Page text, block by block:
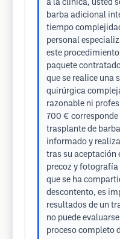
a la clínica, usted
barba adicional
tiempo
personal
este
paquete
que se realice una
quirúrgica
razonable ni
700 €
trasplante de
informado y
tras su aceptación
precoz y fotografía
que se ha
descontento, es
resultados de un
no puede
proceso completo